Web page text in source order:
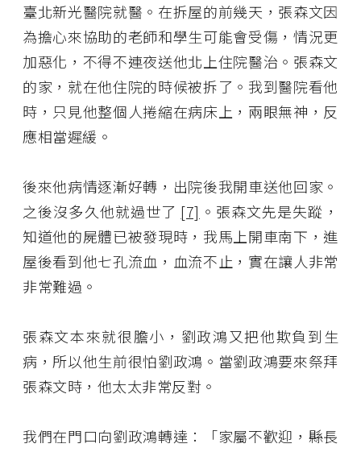
臺北新光醫院就醫。在拆屋的前幾天，張森文因
為擔心來協助的老師和學生可能會受傷，情況更
加惡化，不得不連夜送他北上住院醫治。張森文
的家，就在他住院的時候被拆了。我到醫院看他
時，只見他整個人捲縮在病床上，兩眼無神，反
應相當遲緩。
後來他病情逐漸好轉，出院後我開車送他回家。
之後沒多久他就過世了 [7] 。張森文先是失蹤，
知道他的屍體已被發現時，我馬上開車南下，進
屋後看到他七孔流血，血流不止，實在讓人非常
非常難過。
張森文本來就很膽小，劉政鴻又把他欺負到生
病，所以他生前很怕劉政鴻。當劉政鴻要來祭拜
張森文時，他太太非常反對。
我們在門口向劉政鴻轉達：「家屬不歡迎，縣長